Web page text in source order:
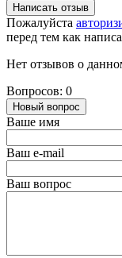
Написать отзыв
Пожалуйста
перед тем как
Нет отзывов о
Вопросов: 0
Новый вопрос
Ваше имя
Ваш e-mail
Ваш вопрос